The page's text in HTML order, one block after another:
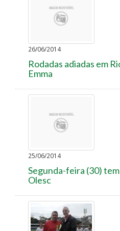
26/06/2014
Rodadas adiadas em
Emma
25/06/2014
Segunda-feira (30)
Olesc